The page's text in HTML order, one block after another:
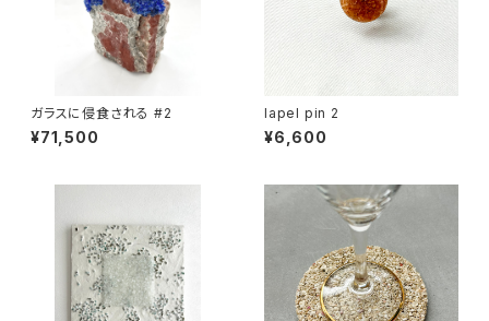
ガラスに侵食される #2
¥71,500
lapel pin 2
¥6,600